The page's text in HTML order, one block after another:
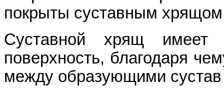
покрыты суставным
Суставной хрящ имеет
поверхность, благодаря
между образующими сустав